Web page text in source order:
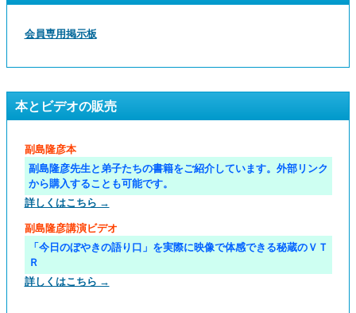
会員専用掲示板
本とビデオの販売
副島隆彦本
副島隆彦先生と弟子たちの書籍をご紹介しています。外部リンク
から購入することも可能です。
詳しくはこちら →
副島隆彦講演ビデオ
「今日のぼやきの語り口」を実際に映像で体感できる秘蔵のＶＴ
Ｒ
詳しくはこちら →